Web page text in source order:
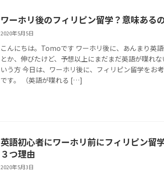
ワーホリ後のフィリピン留学？意味ある
2020年5月5日
こんにちは。Tomoです ワーホリ後に、あんまり英
とか、伸びたけど、予想以上にまだまだ英語が喋れ
いう方 今日は、ワーホリ後に、フィリピン留学をお
です。 （英語が喋れる […]
英語初心者にワーホリ前にフィリピン留
３つ理由
2020年5月3日